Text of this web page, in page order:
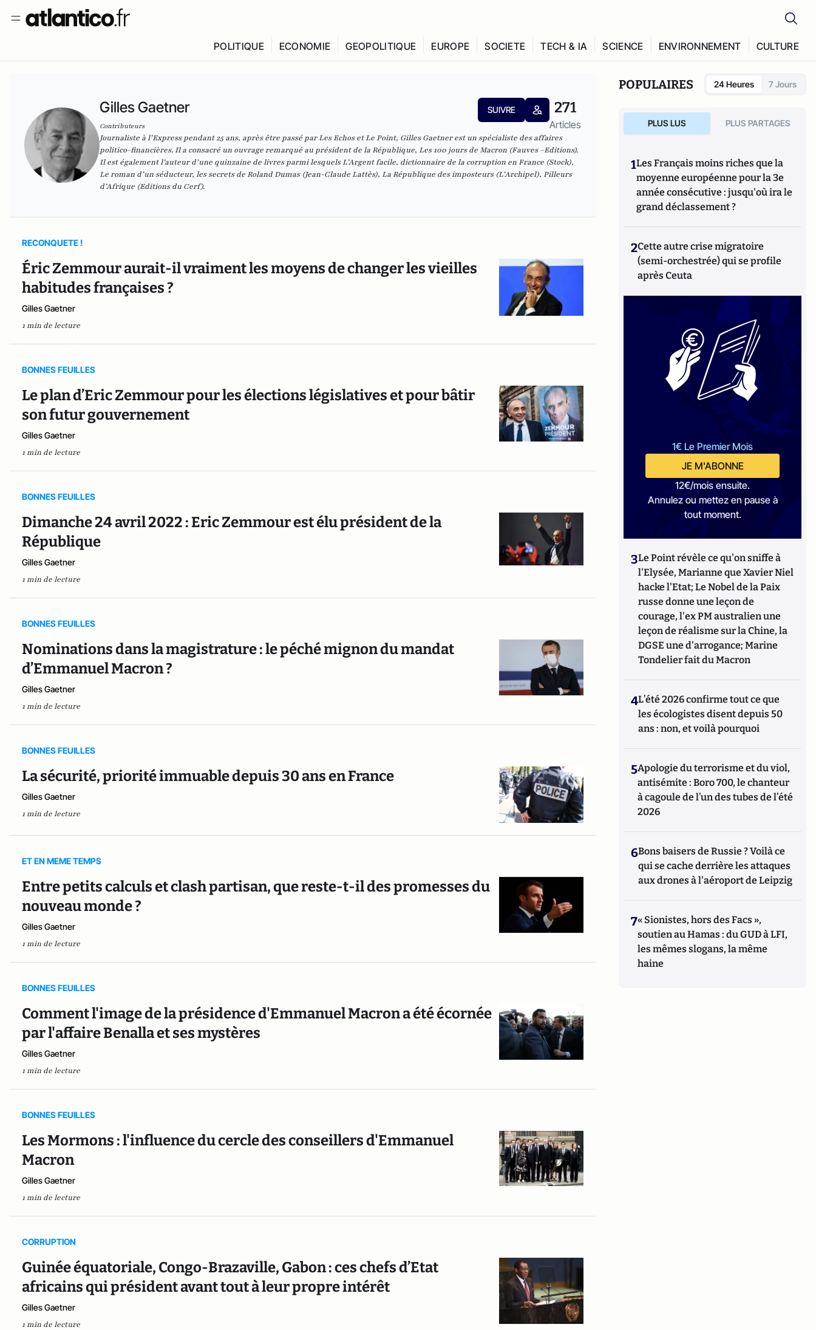
POLITIQUE ECONOMIE GEOPOLITIQUE EUROPE SOCIETE TECH & IA SCIENCE ENVIRONNEMENT CULTURE
Gilles Gaetner
Contributeurs
SUIVRE 271
Articles
Journaliste à l’Express pendant 25 ans, après être passé par Les Echos et Le Point, Gilles Gaetner est un spécialiste des affaires
politico-financières. Il a consacré un ouvrage remarqué au président de la République, Les 100 jours de Macron (Fauves –Editions).
Il est également l’auteur d’une quinzaine de livres parmi lesquels L’Argent facile, dictionnaire de la corruption en France (Stock),
Le roman d’un séducteur, les secrets de Roland Dumas (Jean-Claude Lattès), La République des imposteurs (L’Archipel), Pilleurs
d’Afrique (Editions du Cerf).
RECONQUETE !
Éric Zemmour aurait-il vraiment les moyens de changer les vieilles
habitudes françaises ?
Gilles Gaetner
1 min de lecture
BONNES FEUILLES
Le plan d’Eric Zemmour pour les élections législatives et pour bâtir
son futur gouvernement
Gilles Gaetner
1 min de lecture
BONNES FEUILLES
Dimanche 24 avril 2022 : Eric Zemmour est élu président de la
République
Gilles Gaetner
1 min de lecture
BONNES FEUILLES
Nominations dans la magistrature : le péché mignon du mandat
d’Emmanuel Macron ?
Gilles Gaetner
1 min de lecture
BONNES FEUILLES
La sécurité, priorité immuable depuis 30 ans en France
Gilles Gaetner
1 min de lecture
ET EN MEME TEMPS
Entre petits calculs et clash partisan, que reste-t-il des promesses du
nouveau monde ?
Gilles Gaetner
1 min de lecture
BONNES FEUILLES
Comment l'image de la présidence d'Emmanuel Macron a été écornée
par l'affaire Benalla et ses mystères
Gilles Gaetner
1 min de lecture
BONNES FEUILLES
Les Mormons : l'influence du cercle des conseillers d'Emmanuel
Macron
Gilles Gaetner
1 min de lecture
CORRUPTION
Guinée équatoriale, Congo-Brazaville, Gabon : ces chefs d’Etat
africains qui président avant tout à leur propre intérêt
Gilles Gaetner
1 min de lecture
POPULAIRES 24 Heures 7 Jours
PLUS LUS PLUS PARTAGES
1Les Français moins riches que la
moyenne européenne pour la 3e
année consécutive : jusqu'où ira le
grand déclassement ?
2Cette autre crise migratoire
(semi-orchestrée) qui se profile
après Ceuta
1€ Le Premier Mois
JE M'ABONNE
12€/mois ensuite.
Annulez ou mettez en pause à
tout moment.
3Le Point révèle ce qu'on sniffe à
l'Elysée, Marianne que Xavier Niel
hacke l'Etat; Le Nobel de la Paix
russe donne une leçon de
courage, l'ex PM australien une
leçon de réalisme sur la Chine, la
DGSE une d'arrogance; Marine
Tondelier fait du Macron
4L’été 2026 confirme tout ce que
les écologistes disent depuis 50
ans : non, et voilà pourquoi
5Apologie du terrorisme et du viol,
antisémite : Boro 700, le chanteur
à cagoule de l’un des tubes de l’été
2026
6Bons baisers de Russie ? Voilà ce
qui se cache derrière les attaques
aux drones à l'aéroport de Leipzig
7« Sionistes, hors des Facs »,
soutien au Hamas : du GUD à LFI,
les mêmes slogans, la même
haine